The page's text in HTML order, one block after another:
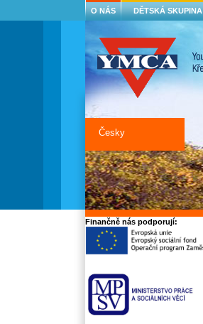
Česky
O NÁS DĚTSKÁ SKUPINA
Finančně nás podporují: